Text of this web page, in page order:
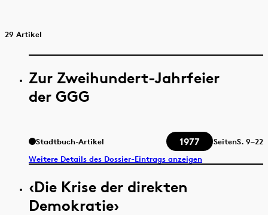
29 Artikel
Zur Zweihundert-Jahrfeier
der GGG
Stadtbuch-Artikel 1977 SeitenS. 9–22
Weitere Details des Dossier-Eintrags anzeigen
‹Die Krise der direkten
Demokratie›